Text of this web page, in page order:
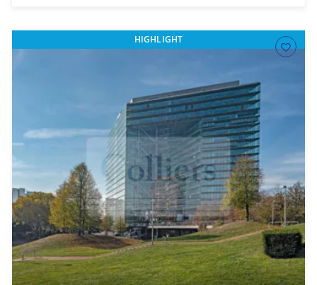
HIGHLIGHT